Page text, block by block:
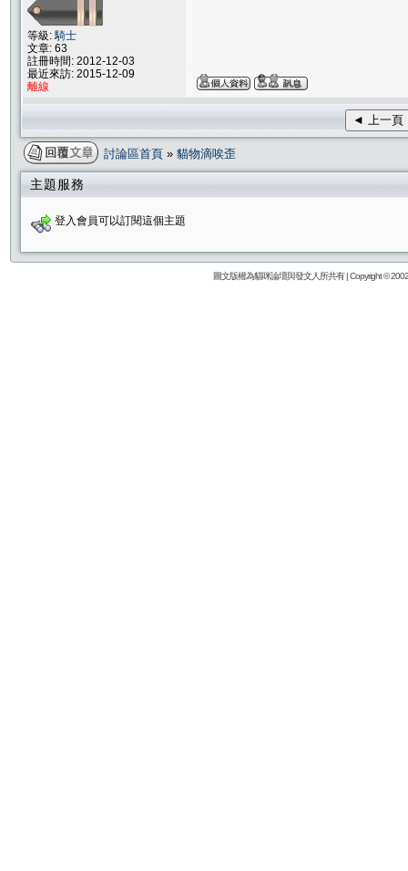
等級:騎士
文章: 63
註冊時間: 2012-12-03
最近來訪: 2015-12-09
離線
◄ 上一頁
討論區首頁 » 貓物滴唉歪
主題服務
登入會員可以訂閱這個主題
圖文版權為貓咪論壇與發文人所共有 | Copyright ©